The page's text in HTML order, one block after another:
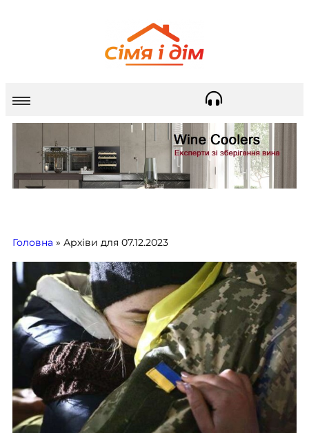
Головна » Архіви для 07.12.2023